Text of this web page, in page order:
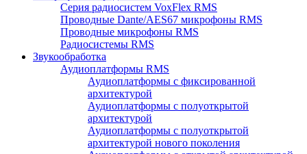
Серия радиосистем VoxFlex RMS
Проводные Dante/AES67 микрофоны RMS
Проводные микрофоны RMS
Радиосистемы RMS
Звукообработка
Аудиоплатформы RMS
Аудиоплатформы с фиксированной
архитектурой
Аудиоплатформы с полуоткрытой
архитектурой
Аудиоплатформы с полуоткрытой
архитектурой нового поколения